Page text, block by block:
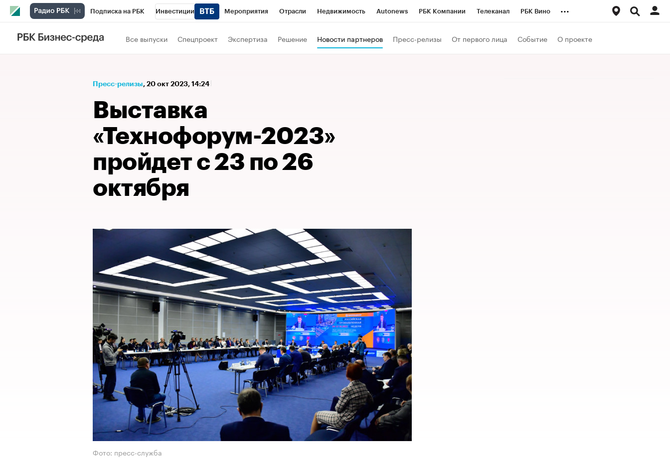
Подписка на РБК Инвестиции Мероприятия Отрасли Недвижимость Autonews РБК Компании Телеканал РБК Вино
Спорт
Технологии и медиа
...
Все выпуски Спецпроект Экспертиза Решение Новости партнеров Пресс-релизы От первого лица Событие О проекте
Пресс-релизы⁠, 20 окт 2023, 14:24
Выставка
«Технофорум-2023»
пройдет с 23 по 26
октября
Фото: пресс-служба